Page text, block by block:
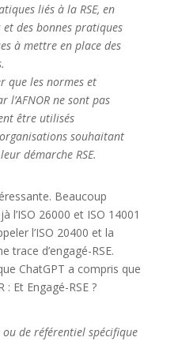
liés à la RSE, en
des bonnes pratiques
à mettre en place des
que les normes et
l’AFNOR ne sont pas
être utilisés
souhaitant
démarche RSE.
Beaucoup
l’ISO 26000 et ISO 14001
l’ISO 20400 et la
trace d’engagé-RSE.
ChatGPT a compris que
: Et Engagé-RSE ?
ou de référentiel spécifique